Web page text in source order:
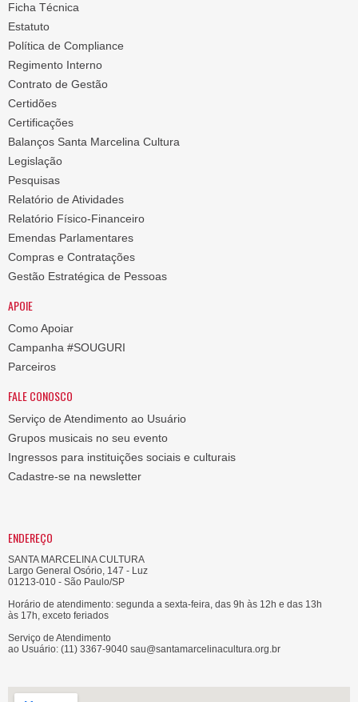
Ficha Técnica
Estatuto
Política de Compliance
Regimento Interno
Contrato de Gestão
Certidões
Certificações
Balanços Santa Marcelina Cultura
Legislação
Pesquisas
Relatório de Atividades
Relatório Físico-Financeiro
Emendas Parlamentares
Compras e Contratações
Gestão Estratégica de Pessoas
APOIE
Como Apoiar
Campanha #SOUGURI
Parceiros
FALE CONOSCO
Serviço de Atendimento ao Usuário
Grupos musicais no seu evento
Ingressos para instituições sociais e culturais
Cadastre-se na newsletter
ENDEREÇO
SANTA MARCELINA CULTURA
Largo General Osório, 147 - Luz
01213-010 - São Paulo/SP
Horário de atendimento: segunda a sexta-feira, das 9h às 12h e das 13h
às 17h, exceto feriados
Serviço de Atendimento
ao Usuário: (11) 3367-9040 sau@santamarcelinacultura.org.br